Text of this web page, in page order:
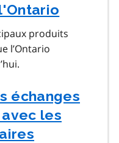
produits
l’Ontario
échanges
les